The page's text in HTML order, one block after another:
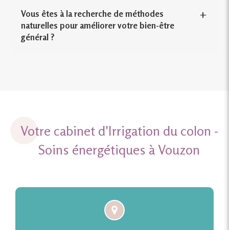
Vous êtes à la recherche de méthodes
naturelles pour améliorer votre bien-être
général ?
Votre cabinet d'Irrigation du colon -
Soins énergétiques à Vouzon